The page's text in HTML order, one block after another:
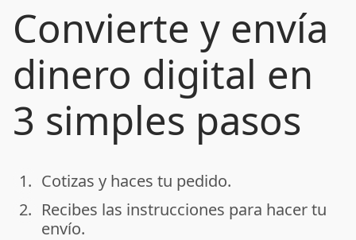
Convierte y envía
dinero digital en
3 simples pasos
done
1. Cotizas y haces tu pedido.
done
2. Recibes las instrucciones para hacer tu
envío.